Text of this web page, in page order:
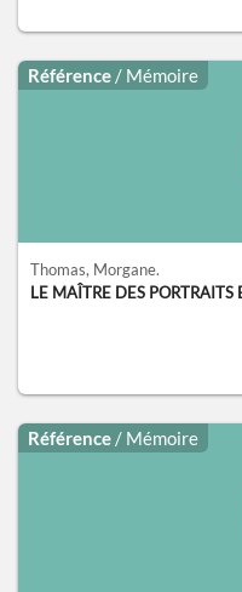
Référence / Mémoire
Thomas, Morgane.
LE MAÎTRE DES PORTRAITS
Référence / Mémoire